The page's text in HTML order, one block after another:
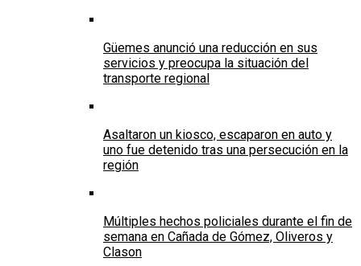
Güemes anunció una reducción en sus
servicios y preocupa la situación del
transporte regional
Asaltaron un kiosco, escaparon en auto y
uno fue detenido tras una persecución en la
región
Múltiples hechos policiales durante el fin de
semana en Cañada de Gómez, Oliveros y
Clason